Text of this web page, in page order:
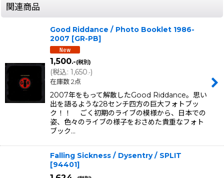
関連商品
Good Riddance / Photo Booklet 1986-
2007 [GR-PB]
1,500.-(税別)
(税込: 1,650.-)
在庫数 2点
2007年をもって解散したGood Riddance。思い
出を語るような28センチ四方の巨大フォトブッ
ク！！ ごく初期のライブの模様から、日本での
姿、色々のライブの様子をおさめた貴重なフォト
ブック…
Falling Sickness / Dysentry / SPLIT
[94401]